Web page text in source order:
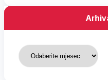
Arhiva